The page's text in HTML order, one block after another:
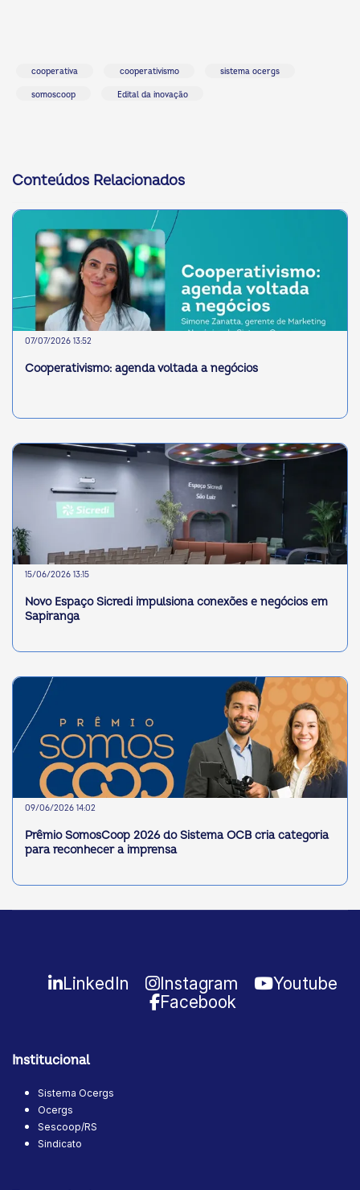
cooperativa cooperativismo sistema ocergs
somoscoop Edital da inovação
Conteúdos Relacionados
07/07/2026 13:52
Cooperativismo: agenda voltada a negócios
15/06/2026 13:15
Novo Espaço Sicredi impulsiona conexões e negócios em
Sapiranga
09/06/2026 14:02
Prêmio SomosCoop 2026 do Sistema OCB cria categoria
para reconhecer a imprensa
LinkedIn Instagram
Youtube
Facebook
Institucional
Sistema Ocergs
Ocergs
Sescoop/RS
Sindicato